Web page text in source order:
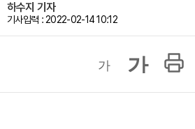
하수지 기자
기사입력 : 2022-02-14 10:12
가 가